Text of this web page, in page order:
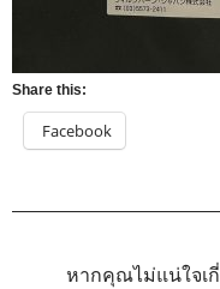
Share this:
Facebook
หากคุณไม่แน่ใจเ